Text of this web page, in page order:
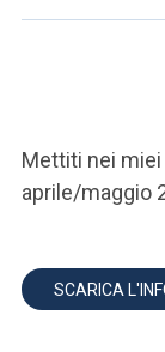
Mettiti nei
aprile/maggio
SCARICA